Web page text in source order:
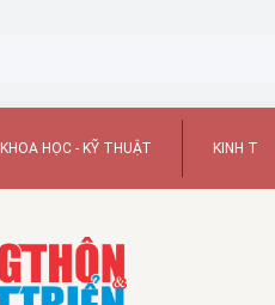
KHOA HỌC - KỸ THUẬT KINH TẾ